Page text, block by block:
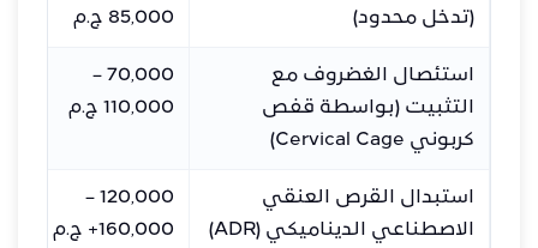
(تدخل محدود)
85,000 ج.م
استئصال الغضروف مع
التثبيت (بواسطة قفص
كربوني Cervical Cage)
70,000 –
110,000 ج.م
استبدال القرص العنقي
الاصطناعي الديناميكي (ADR)
120,000 –
160,000+ ج.م